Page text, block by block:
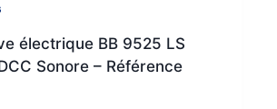
électrique BB 9525 LS
Sonore – Référence